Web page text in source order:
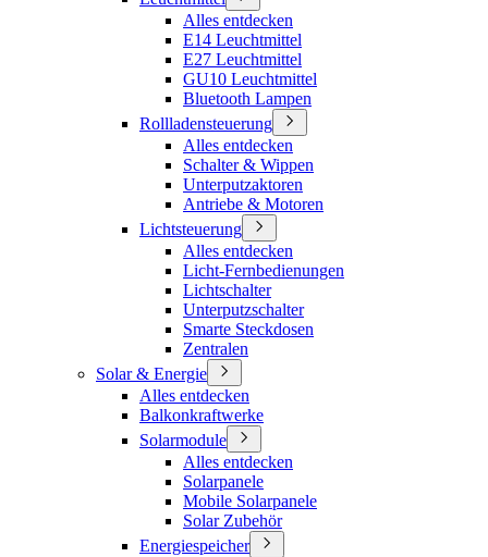
Alles entdecken
E14 Leuchtmittel
E27 Leuchtmittel
GU10 Leuchtmittel
Bluetooth Lampen
Rollladensteuerung
Alles entdecken
Schalter & Wippen
Unterputzaktoren
Antriebe & Motoren
Lichtsteuerung
Alles entdecken
Licht-Fernbedienungen
Lichtschalter
Unterputzschalter
Smarte Steckdosen
Zentralen
Solar & Energie
Alles entdecken
Balkonkraftwerke
Solarmodule
Alles entdecken
Solarpanele
Mobile Solarpanele
Solar Zubehör
Energiespeicher